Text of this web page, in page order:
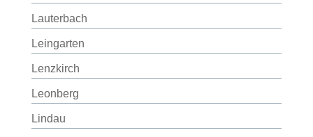
Lauterbach
Leingarten
Lenzkirch
Leonberg
Lindau